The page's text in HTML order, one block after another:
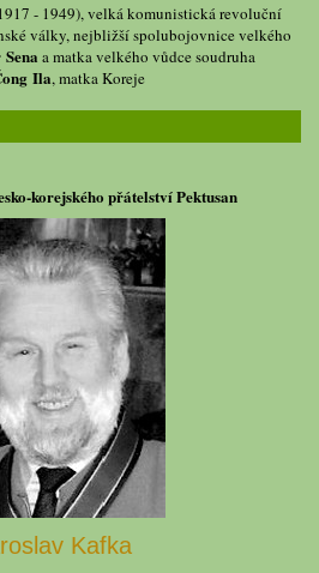
- 1949), velká komunistická revoluční
války, nejbližší spolubojovnice velkého
a matka velkého vůdce soudruha
Ila, matka Koreje
korejského přátelství Pektusan
Kafka